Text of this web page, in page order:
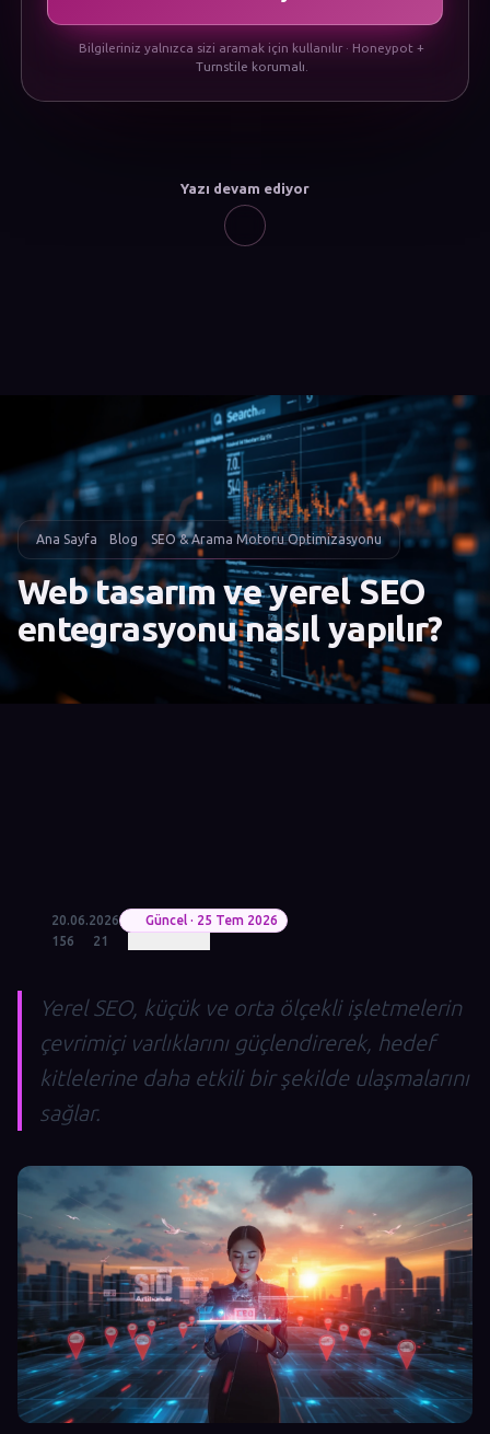
Bilgileriniz yalnızca sizi aramak için kullanılır · Honeypot +
Turnstile korumalı.
Yazı devam ediyor
Ana Sayfa Blog SEO & Arama Motoru Optimizasyonu
Web tasarım ve yerel SEO
entegrasyonu nasıl yapılır?
20.06.2026
Güncel · 25 Tem 2026
156
21
Yerel SEO, küçük ve orta ölçekli işletmelerin
çevrimiçi varlıklarını güçlendirerek, hedef
kitlelerine daha etkili bir şekilde ulaşmalarını
sağlar.